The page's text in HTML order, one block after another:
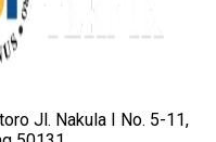
Jl. Nakula I No. 5-11,